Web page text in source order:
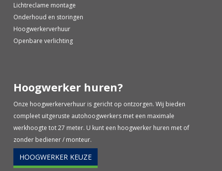
Lichtreclame montage
Onderhoud en storingen
Hoogwerkerverhuur
Openbare verlichting
Hoogwerker huren?
Onze hoogwerkerverhuur is gericht op ontzorgen. Wij bieden
compleet uitgeruste autohoogwerkers met een maximale
werkhoogte tot 27 meter. U kunt een hoogwerker huren met of
zonder bediener / monteur.
HOOGWERKER KEUZE